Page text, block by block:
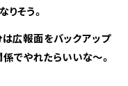
りそう。
は広報面をバックアップ
でやれたらいいな〜。